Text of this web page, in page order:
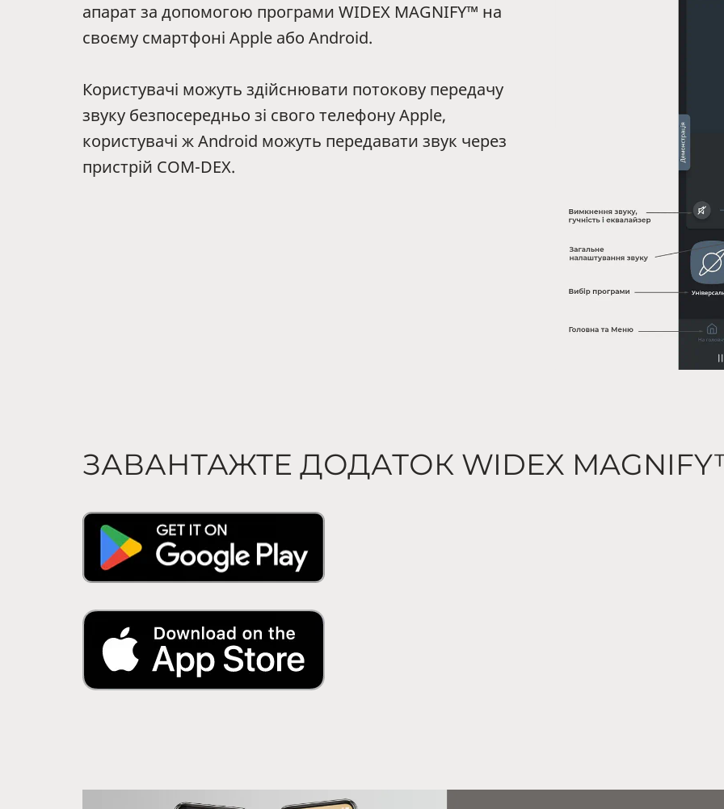
апарат за допомогою програми WIDEX MAGNIFY™ на
своєму смартфоні Apple або Android.
Користувачі можуть здійснювати потокову передачу
звуку безпосередньо зі свого телефону Apple,
користувачі ж Android можуть передавати звук через
пристрій COM-DEX.
ЗАВАНТАЖТЕ ДОДАТОК WIDEX